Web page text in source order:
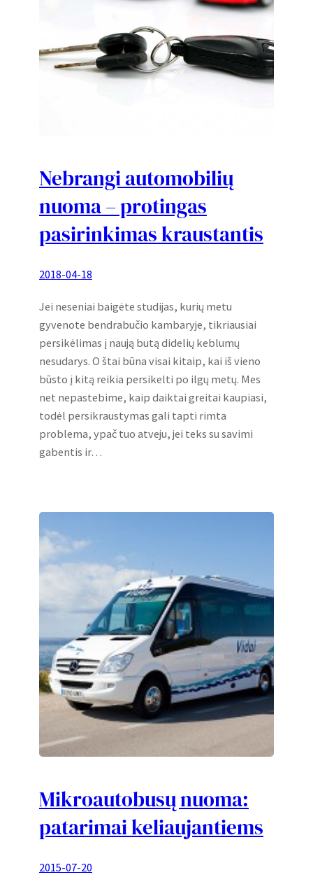
Nebrangi automobilių
nuoma – protingas
pasirinkimas kraustantis
2018-04-18
Jei neseniai baigėte studijas, kurių metu
gyvenote bendrabučio kambaryje, tikriausiai
persikėlimas į naują butą didelių keblumų
nesudarys. O štai būna visai kitaip, kai iš vieno
būsto į kitą reikia persikelti po ilgų metų. Mes
net nepastebime, kaip daiktai greitai kaupiasi,
todėl persikraustymas gali tapti rimta
problema, ypač tuo atveju, jei teks su savimi
gabentis ir…
Mikroautobusų nuoma:
patarimai keliaujantiems
2015-07-20